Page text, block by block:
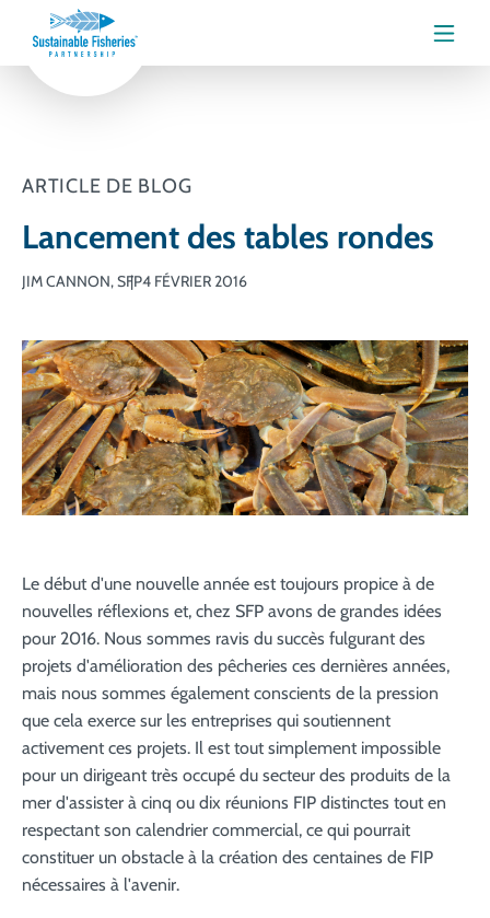
Menu
ARTICLE DE BLOG
Lancement des tables rondes
JIM CANNON, SFP4 FÉVRIER 2016
Le début d'une nouvelle année est toujours propice à de
nouvelles réflexions et, chez SFP avons de grandes idées
pour 2016. Nous sommes ravis du succès fulgurant des
projets d'amélioration des pêcheries ces dernières années,
mais nous sommes également conscients de la pression
que cela exerce sur les entreprises qui soutiennent
activement ces projets. Il est tout simplement impossible
pour un dirigeant très occupé du secteur des produits de la
mer d'assister à cinq ou dix réunions FIP distinctes tout en
respectant son calendrier commercial, ce qui pourrait
constituer un obstacle à la création des centaines de FIP
nécessaires à l'avenir.